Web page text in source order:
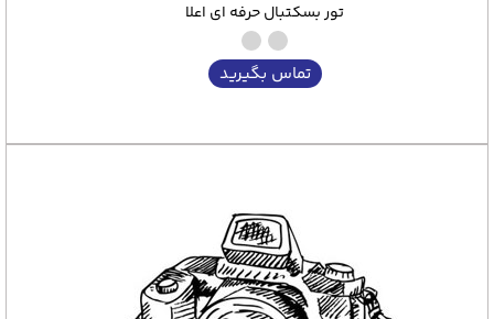
تور بسکتبال حرفه ای اعلا
تماس بگیرید